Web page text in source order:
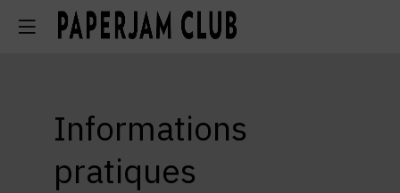
Informations
pratiques